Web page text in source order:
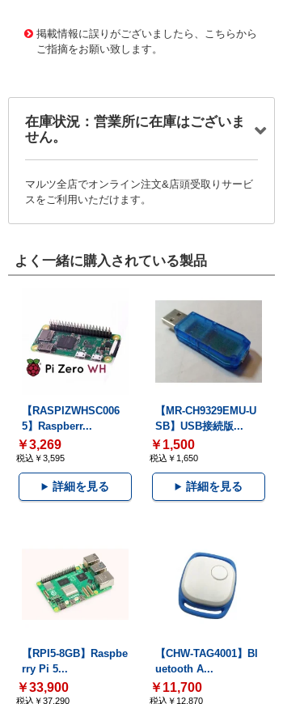
掲載情報に誤りがございましたら、こちらから
ご指摘をお願い致します。
在庫状況：営業所に在庫はございま
せん。
マルツ全店でオンライン注文&店頭受取りサービ
スをご利用いただけます。
よく一緒に購入されている製品
【RASPIZWHSC006
5】Raspberr...
￥3,269
税込￥3,595
詳細を見る
【MR-CH9329EMU-U
SB】USB接続版...
￥1,500
税込￥1,650
詳細を見る
【RPI5-8GB】Raspbe
rry Pi 5...
￥33,900
税込￥37,290
【CHW-TAG4001】Bl
uetooth A...
￥11,700
税込￥12,870